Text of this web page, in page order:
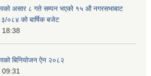
असार ८ गते सम्पन भएको १५ ‍‍‍औ नगरसभाबाट
०८४ को बार्षिक बजेट
18:38
बिनियोजन ऐन २०८२
09:31